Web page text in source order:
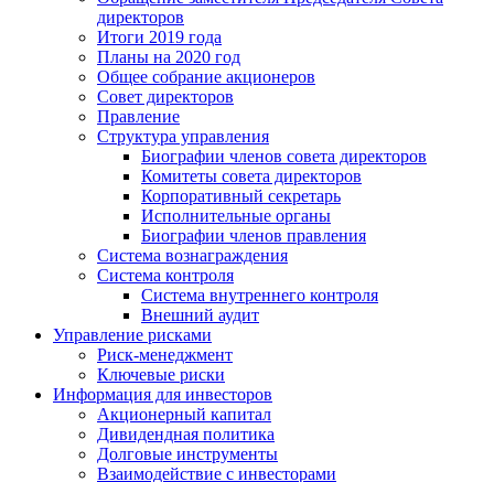
директоров
Итоги 2019 года
Планы на 2020 год
Общее собрание акционеров
Совет директоров
Правление
Структура управления
Биографии членов совета директоров
Комитеты совета директоров
Корпоративный секретарь
Исполнительные органы
Биографии членов правления
Система вознаграждения
Система контроля
Система внутреннего контроля
Внешний аудит
Управление рисками
Риск-менеджмент
Ключевые риски
Информация для инвесторов
Акционерный капитал
Дивидендная политика
Долговые инструменты
Взаимодействие с инвеcторами